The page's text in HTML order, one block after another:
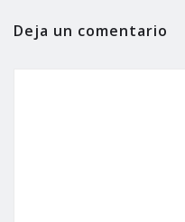
Deja un comentario